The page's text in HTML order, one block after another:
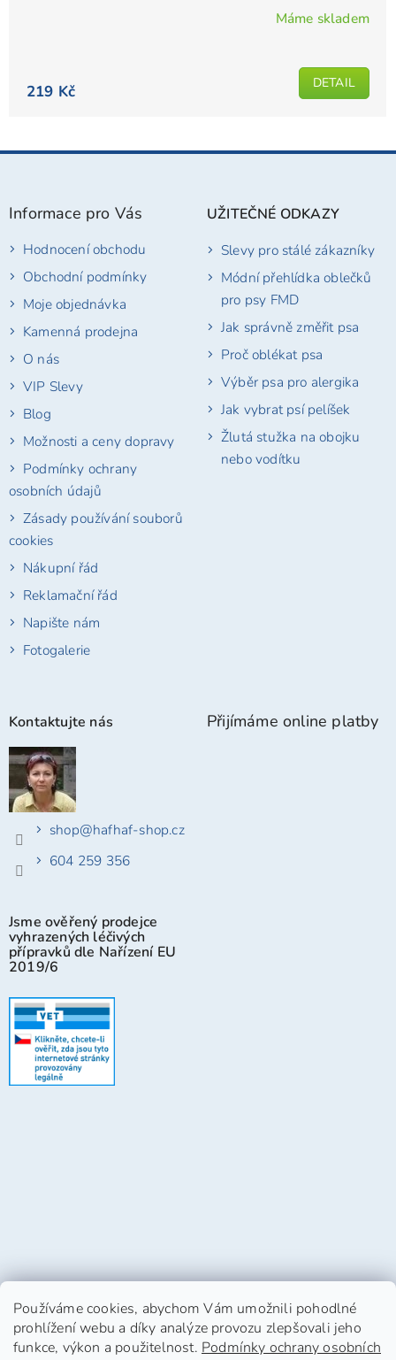
Používáme cookies, abychom Vám umožnili pohodlné
prohlížení webu a díky analýze provozu zlepšovali jeho
funkce, výkon a použitelnost. Podmínky ochrany osobních
Máme skladem
219 Kč DETAIL
Z
Informace pro Vás
Hodnocení obchodu
Obchodní podmínky
Moje objednávka
Kamenná prodejna
O nás
VIP Slevy
Blog
Možnosti a ceny dopravy
Podmínky ochrany
osobních údajů
Zásady používání souborů
cookies
Nákupní řád
Reklamační řád
Napište nám
Fotogalerie
UŽITEČNÉ ODKAZY
Slevy pro stálé zákazníky
Módní přehlídka oblečků
pro psy FMD
Jak správně změřit psa
Proč oblékat psa
Výběr psa pro alergika
Jak vybrat psí pelíšek
Žlutá stužka na obojku
nebo vodítku
Kontaktujte nás
shop@hafhaf-shop.cz
604 259 356
Jsme ověřený prodejce
vyhrazených léčivých
přípravků dle Nařízení EU
2019/6
Přijímáme online platby